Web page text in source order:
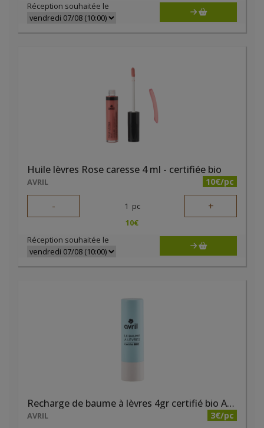
Réception souhaitée le
Huile lèvres Rose caresse 4 ml - certifiée bio
AVRIL 10€/pc
- 1 pc +
10€
Réception souhaitée le
Recharge de baume à lèvres 4gr certifié bio Avril
AVRIL 3€/pc